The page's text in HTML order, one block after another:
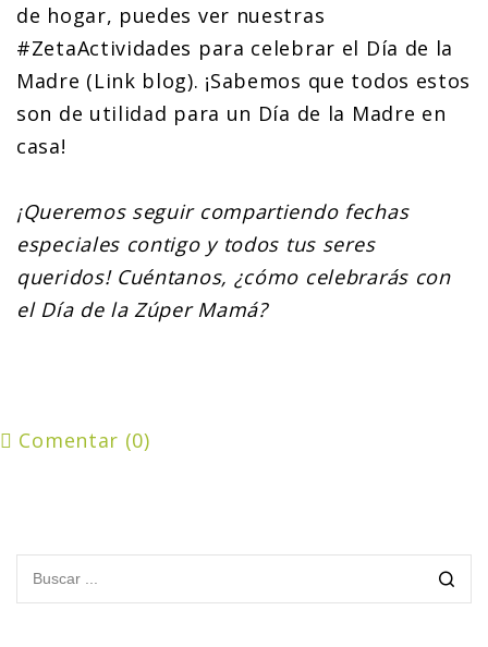
de hogar, puedes ver nuestras
#ZetaActividades para celebrar el Día de la
Madre (Link blog). ¡Sabemos que todos estos
son de utilidad para un Día de la Madre en
casa!
¡Queremos seguir compartiendo fechas
especiales contigo y todos tus seres
queridos! Cuéntanos, ¿cómo celebrarás con
el Día de la Zúper Mamá?
Comentar (0)